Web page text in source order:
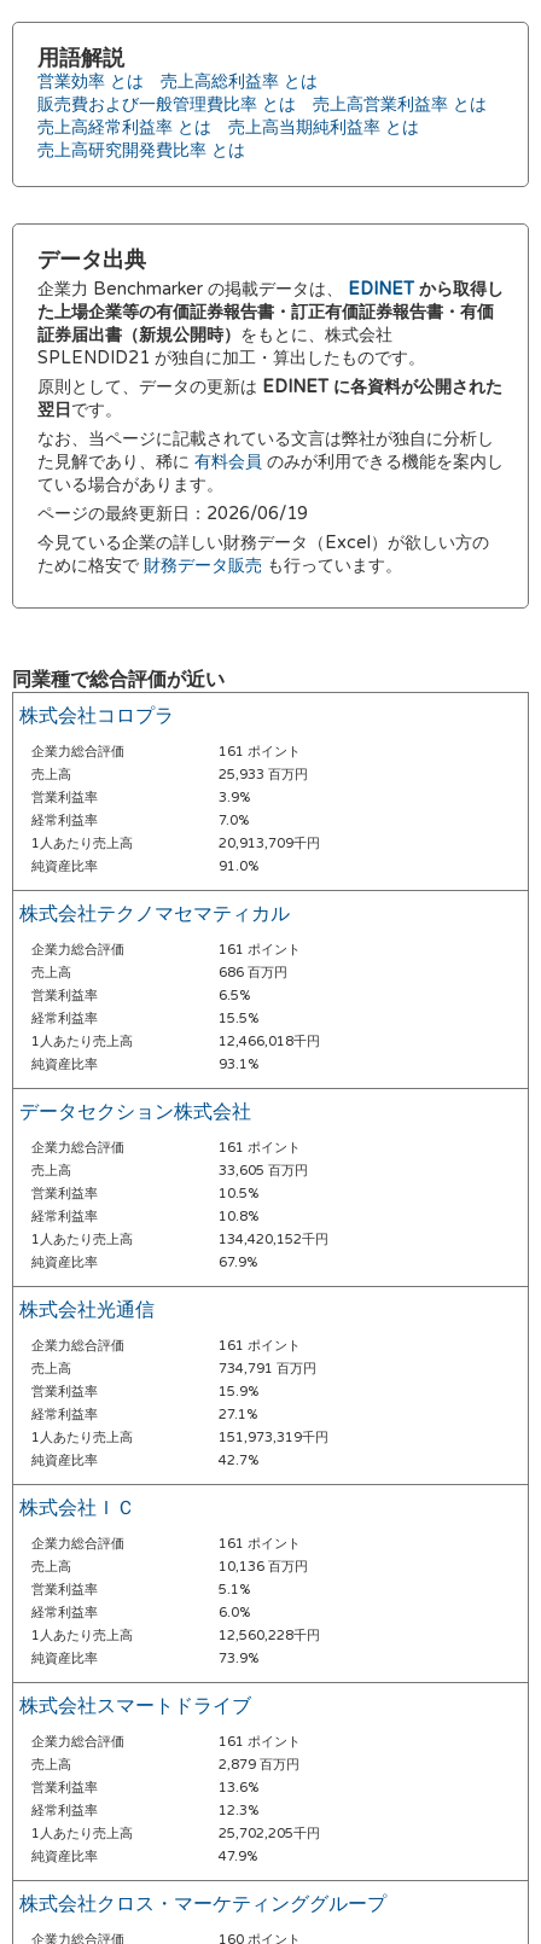
用語解説
営業効率 とは
売上高総利益率 とは
販売費および一般管理費比率 とは
売上高営業利益率 とは
売上高経常利益率 とは
売上高当期純利益率 とは
売上高研究開発費比率 とは
データ出典
企業力 Benchmarker の掲載データは、 EDINETから取得し
た上場企業等の有価証券報告書・訂正有価証券報告書・有価
証券届出書（新規公開時） をもとに、株式会社
SPLENDID21 が独自に加工・算出したものです。
原則として、データの更新は EDINET に各資料が公開された
翌日 です。
なお、当ページに記載されている文言は弊社が独自に分析し
た見解であり、稀に 有料会員 のみが利用できる機能を案内し
ている場合があります。
ページの最終更新日：2026/06/19
今見ている企業の詳しい財務データ（Excel）が欲しい方の
ために格安で 財務データ販売 も行っています。
同業種で総合評価が近い
株式会社コロプラ
企業力総合評価
161 ポイント
売上高
25,933 百万円
営業利益率
3.9%
経常利益率
7.0%
1人あたり売上高
20,913,709千円
純資産比率
91.0%
株式会社テクノマセマティカル
企業力総合評価
161 ポイント
売上高
686 百万円
営業利益率
6.5%
経常利益率
15.5%
1人あたり売上高
12,466,018千円
純資産比率
93.1%
データセクション株式会社
企業力総合評価
161 ポイント
売上高
33,605 百万円
営業利益率
10.5%
経常利益率
10.8%
1人あたり売上高
134,420,152千円
純資産比率
67.9%
株式会社光通信
企業力総合評価
161 ポイント
売上高
734,791 百万円
営業利益率
15.9%
経常利益率
27.1%
1人あたり売上高
151,973,319千円
純資産比率
42.7%
株式会社ＩＣ
企業力総合評価
161 ポイント
売上高
10,136 百万円
営業利益率
5.1%
経常利益率
6.0%
1人あたり売上高
12,560,228千円
純資産比率
73.9%
株式会社スマートドライブ
企業力総合評価
161 ポイント
売上高
2,879 百万円
営業利益率
13.6%
経常利益率
12.3%
1人あたり売上高
25,702,205千円
純資産比率
47.9%
株式会社クロス・マーケティンググループ
企業力総合評価 160 ポイント